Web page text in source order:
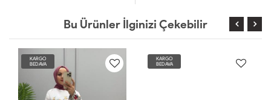
Bu Ürünler İlginizi Çekebilir
KARGO
BEDAVA
KARGO
BEDAVA